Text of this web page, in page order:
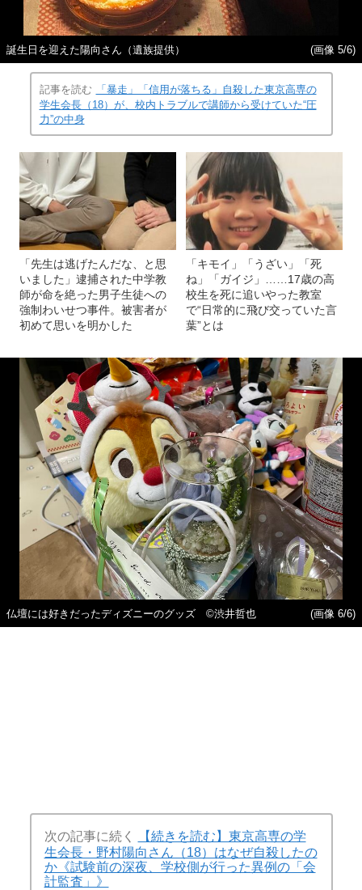
誕生日を迎えた陽向さん（遺族提供） (画像 5/6)
記事を読む
「暴走」「信用が落ちる」自殺した東京高専の
学生会長（18）が、校内トラブルで講師から受けていた“圧
力”の中身
「先生は逃げたんだな、と思
いました」逮捕された中学教
師が命を絶った男子生徒への
強制わいせつ事件。被害者が
初めて思いを明かした
「キモイ」「うざい」「死
ね」「ガイジ」……17歳の高
校生を死に追いやった教室
で“日常的に飛び交っていた言
葉”とは
仏壇には好きだったディズニーのグッズ ©渋井哲也 (画像 6/6)
次の記事に続く
【続きを読む】東京高専の学
生会長・野村陽向さん（18）はなぜ自殺したの
か《試験前の深夜、学校側が行った異例の「会
計監査」》